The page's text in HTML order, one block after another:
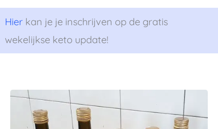
Hier kan je je inschrijven op de gratis
wekelijkse keto update!